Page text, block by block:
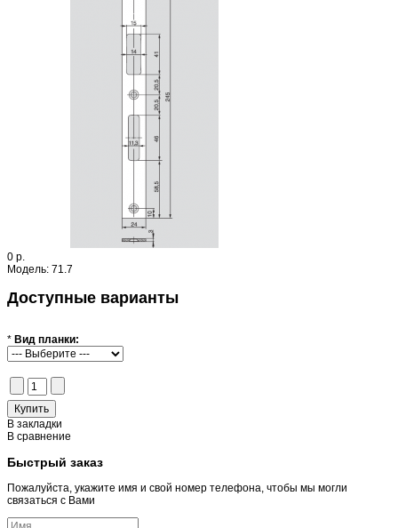
0 р.
Модель: 71.7
Доступные варианты
* Вид планки:
В закладки
В сравнение
Быстрый заказ
Пожалуйста, укажите имя и свой номер телефона, чтобы мы могли
связаться с Вами